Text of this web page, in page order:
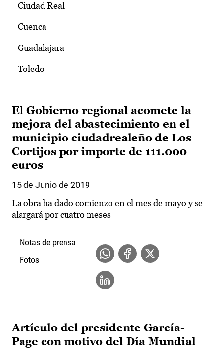
Ciudad Real
Cuenca
Guadalajara
Toledo
El Gobierno regional acomete la
mejora del abastecimiento en el
municipio ciudadrealeño de Los
Cortijos por importe de 111.000
euros
15 de Junio de 2019
La obra ha dado comienzo en el mes de mayo y se
alargará por cuatro meses
Notas de prensa
Fotos
Artículo del presidente García-
Page con motivo del Día Mundial